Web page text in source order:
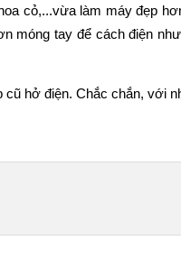
cỏ,...vừa làm máy đẹp
móng tay để cách điện
hở điện. Chắc chắn, với